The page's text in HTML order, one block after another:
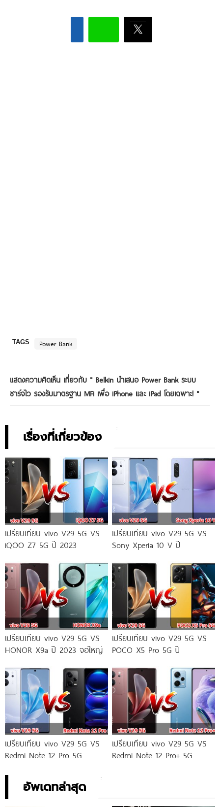
TAGS Power Bank
แสดงความคิดเห็น เกี่ยวกับ " Belkin นำเสนอ Power Bank ระบบ
ชาร์จไว รองรับมาตรฐาน MFi เพื่อ iPhone และ iPad โดยเฉพาะ! "
เรื่องที่เกี่ยวข้อง
เปรียบเทียบ vivo V29 5G VS
iQOO Z7 5G ปี 2023
เปรียบเทียบ vivo V29 5G VS
Sony Xperia 10 V ปี
เปรียบเทียบ vivo V29 5G VS
HONOR X9a ปี 2023 จอใหญ่
เปรียบเทียบ vivo V29 5G VS
POCO X5 Pro 5G ปี
เปรียบเทียบ vivo V29 5G VS
Redmi Note 12 Pro 5G
เปรียบเทียบ vivo V29 5G VS
Redmi Note 12 Pro+ 5G
อัพเดทล่าสุด